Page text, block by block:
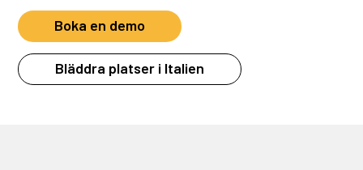
Boka en demo
Bläddra platser i Italien